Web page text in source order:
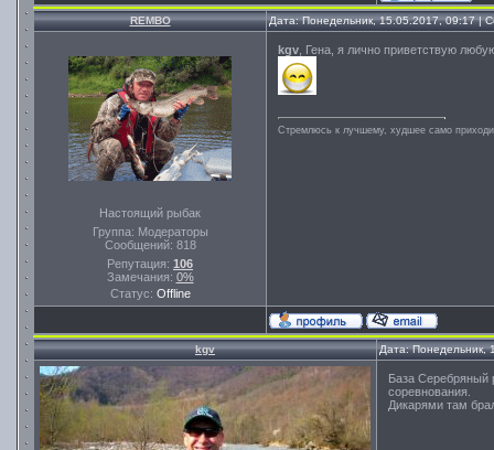
REMBO Дата: Понедельник, 15.05.2017, 09:17 |
Настоящий рыбак
Группа: Модераторы
Сообщений: 818
Репутация: 106
Замечания: 0%
Статус: Offline
kgv , Гена, я лично приветствую
Стремлюсь к лучшему, худшее само
kgv Дата:
База Серебряный
соревнования.
Дикарями там